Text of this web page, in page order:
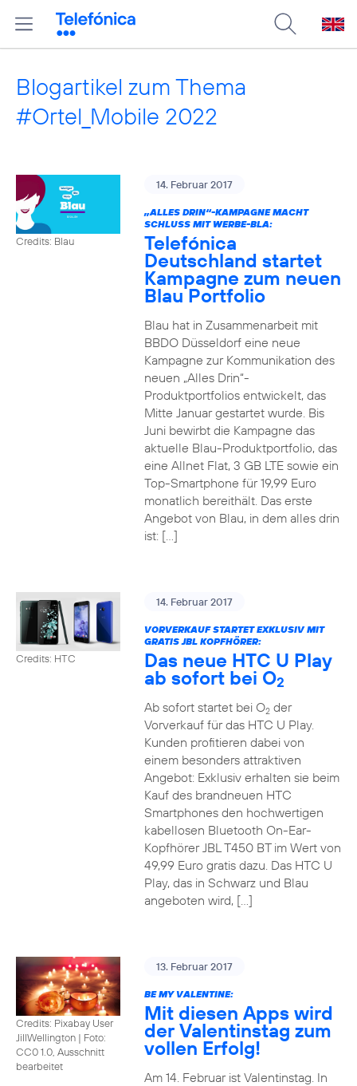
Blogartikel zum Thema
#Ortel_Mobile 2022
Credits: Blau
14. Februar 2017
„ALLES DRIN“-KAMPAGNE MACHT
SCHLUSS MIT WERBE-BLA:
Telefónica
Deutschland startet
Kampagne zum neuen
Blau Portfolio
Blau hat in Zusammenarbeit mit
BBDO Düsseldorf eine neue
Kampagne zur Kommunikation des
neuen „Alles Drin“-
Produktportfolios entwickelt, das
Mitte Januar gestartet wurde. Bis
Juni bewirbt die Kampagne das
aktuelle Blau-Produktportfolio, das
eine Allnet Flat, 3 GB LTE sowie ein
Top-Smartphone für 19,99 Euro
monatlich bereithält. Das erste
Angebot von Blau, in dem alles drin
ist: […]
Credits: HTC
14. Februar 2017
VORVERKAUF STARTET EXKLUSIV MIT
GRATIS JBL KOPFHÖRER:
Das neue HTC U Play
ab sofort bei O2
Ab sofort startet bei O2der
Vorverkauf für das HTC U Play.
Kunden profitieren dabei von
einem besonders attraktiven
Angebot: Exklusiv erhalten sie beim
Kauf des brandneuen HTC
Smartphones den hochwertigen
kabellosen Bluetooth On-Ear-
Kopfhörer JBL T450 BT im Wert von
49,99 Euro gratis dazu. Das HTC U
Play, das in Schwarz und Blau
angeboten wird, […]
Credits: Pixabay User
JillWellington | Foto:
CC0 1.0, Ausschnitt
bearbeitet
13. Februar 2017
BE MY VALENTINE:
Mit diesen Apps wird
der Valentinstag zum
vollen Erfolg!
Am 14. Februar ist Valentinstag. In